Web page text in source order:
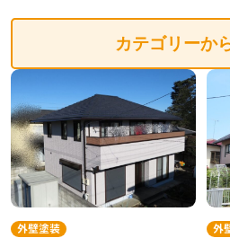
カテゴリーか
外壁塗装 外